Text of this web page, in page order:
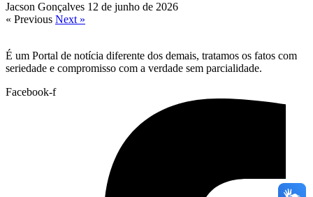
Jacson Gonçalves 12 de junho de 2026
« Previous Next »
É um Portal de notícia diferente dos demais, tratamos os fatos com
seriedade e compromisso com a verdade sem parcialidade.
Facebook-f